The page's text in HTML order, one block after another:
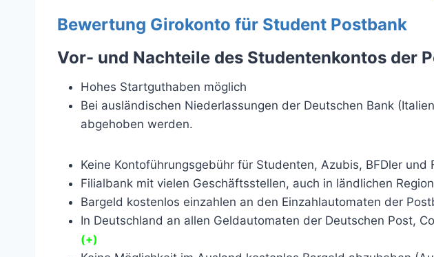
Bewertung Girokonto für Student Postbank
Vor- und Nachteile des Studentenkontos der
Hohes Startguthaben möglich
Bei ausländischen Niederlassungen der Deutschen Bank
abgehoben werden.
Keine Kontoführungsgebühr für Studenten, Azubis, BFDler und
Filialbank mit vielen Geschäftsstellen, auch in ländlichen
Bargeld kostenlos einzahlen an den Einzahlautomaten der
In Deutschland an allen Geldautomaten der Deutschen Post,
(+)